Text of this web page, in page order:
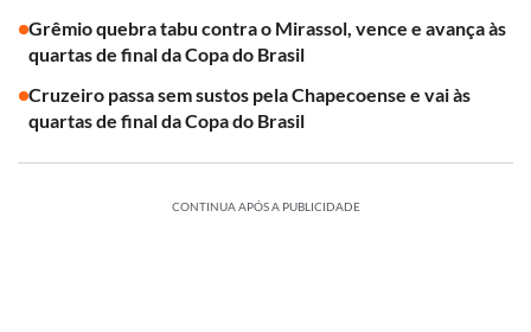
Grêmio quebra tabu contra o Mirassol, vence e avança às
quartas de final da Copa do Brasil
Cruzeiro passa sem sustos pela Chapecoense e vai às
quartas de final da Copa do Brasil
CONTINUA APÓS A PUBLICIDADE